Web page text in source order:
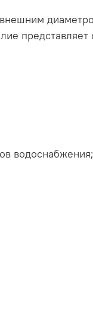
водоснабжения;